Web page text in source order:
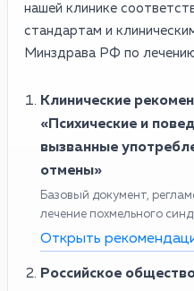
нашей клинике
стандартам и
Минздрава РФ по
Клинические
«Психические и
вызванные
отмены»
Базовый документ,
лечение похмельного
Открыть
Российское